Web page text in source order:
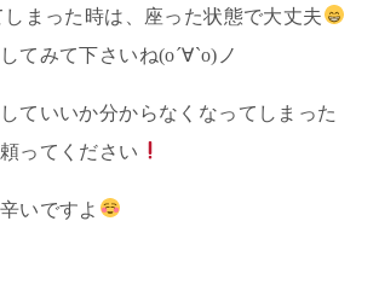
まった時は、座った状態で大丈夫
てみて下さいね(о´∀`о)ノ
ていいか分からなくなってしまった
ってください
いですよ